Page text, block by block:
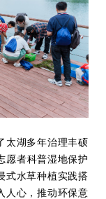
太湖多年治理丰硕
愿者科普湿地保护
式水草种植实践搭
人心，推动环保意